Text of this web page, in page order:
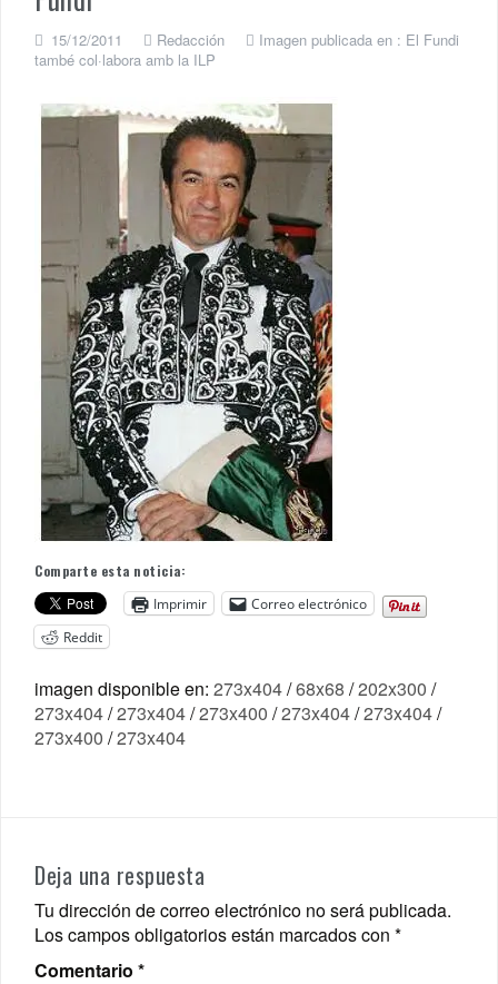
15/12/2011 Redacción Imagen publicada en : El Fundi
també col·labora amb la ILP
Comparte esta noticia:
Imprimir
Correo electrónico
Reddit
imagen disponible en: 273x404/68x68 /202x300 /
273x404/273x404/273x400 /273x404/273x404/
273x400 /273x404
Deja una respuesta
Tu dirección de correo electrónico no será publicada.
Los campos obligatorios están marcados con *
Comentario *